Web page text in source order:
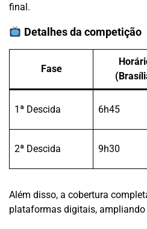
final.
Detalhes da competição
Fase
1ª Descida 6h45
2ª Descida 9h30
Além disso, a cobertura
plataformas digitais,